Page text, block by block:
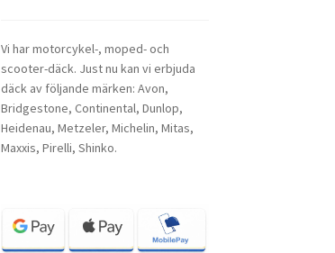
Vi har motorcykel-, moped- och
scooter-däck. Just nu kan vi erbjuda
däck av följande märken: Avon,
Bridgestone, Continental, Dunlop,
Heidenau, Metzeler, Michelin, Mitas,
Maxxis, Pirelli, Shinko.